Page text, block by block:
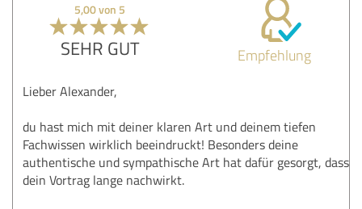
5,00 von 5
SEHR GUT Empfehlung
Lieber Alexander,
du hast mich mit deiner klaren Art und deinem tiefen
Fachwissen wirklich beeindruckt! Besonders deine
authentische und sympathische Art hat dafür gesorgt, dass
dein Vortrag lange nachwirkt.